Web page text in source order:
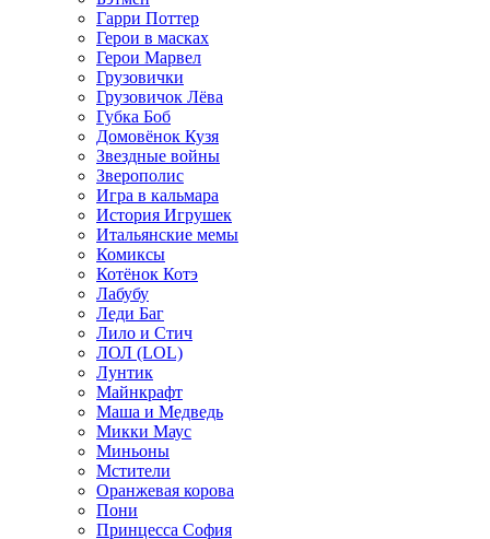
Гарри Поттер
Герои в масках
Герои Марвел
Грузовички
Грузовичок Лёва
Губка Боб
Домовёнок Кузя
Звездные войны
Зверополис
Игра в кальмара
История Игрушек
Итальянские мемы
Комиксы
Котёнок Котэ
Лабубу
Леди Баг
Лило и Стич
ЛОЛ (LOL)
Лунтик
Майнкрафт
Маша и Медведь
Микки Маус
Миньоны
Мстители
Оранжевая корова
Пони
Принцесса София